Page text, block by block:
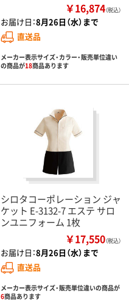
￥16,874（税込）
お届け日：8月26日（水）まで
直送品
メーカー表示サイズ・カラー・販売単位違い
の商品が18商品あります
シロタコーポレーション ジャ
ケット E-3132-7 エステ サロ
ンユニフォーム 1枚
￥17,550（税込）
お届け日：8月26日（水）まで
直送品
メーカー表示サイズ・販売単位違いの商品が
6商品あります